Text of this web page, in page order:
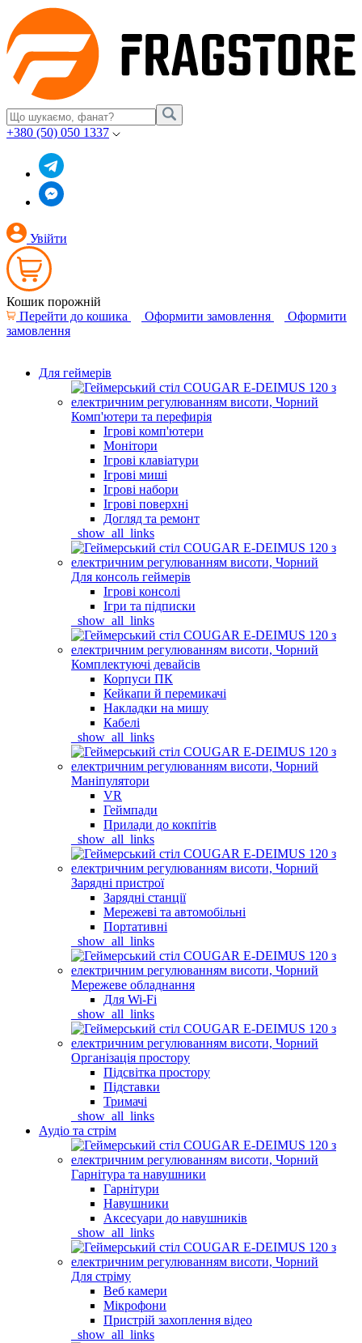
+380 (50) 050 1337
Увійти
Кошик порожній
Перейти до кошика
Оформити замовлення
Оформити
замовлення
Для геймерів
Комп'ютери та перефирія
Ігрові комп'ютери
Монітори
Ігрові клавіатури
Ігрові миші
Ігрові набори
Ігрові поверхні
Догляд та ремонт
_show_all_links
Для консоль геймерів
Ігрові консолі
Ігри та підписки
_show_all_links
Комплектуючі девайсів
Корпуси ПК
Кейкапи й перемикачі
Накладки на мишу
Кабелі
_show_all_links
Маніпулятори
VR
Геймпади
Прилади до кокпітів
_show_all_links
Зарядні пристрої
Зарядні станції
Мережеві та автомобільні
Портативні
_show_all_links
Мережеве обладнання
Для Wi-Fi
_show_all_links
Організація простору
Підсвітка простору
Підставки
Тримачі
_show_all_links
Аудіо та стрім
Гарнітура та навушники
Гарнітури
Навушники
Аксесуари до навушників
_show_all_links
Для стріму
Веб камери
Мікрофони
Пристрій захоплення відео
_show_all_links